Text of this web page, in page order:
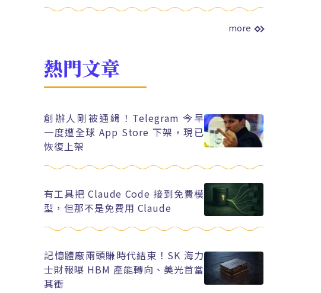
more
熱門文章
創辦人剛被通緝！Telegram 今早
一度遭全球 App Store 下架，現已
恢復上架
有工具把 Claude Code 接到免費模
型，但那不是免費用 Claude
記憶體廠兩頭賺時代結束！SK 海力
士財報曝 HBM 產能轉向、美光首當
其衝